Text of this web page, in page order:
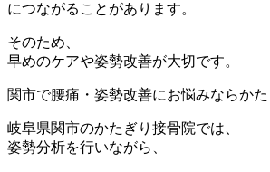
につながることがあります。
そのため、
早めのケアや姿勢改善が大切です。
関市で腰痛・姿勢改善にお悩みならか
岐阜県関市のかたぎり接骨院では、
姿勢分析を行いながら、